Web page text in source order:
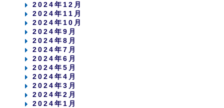
2024年12月
2024年11月
2024年10月
2024年9月
2024年8月
2024年7月
2024年6月
2024年5月
2024年4月
2024年3月
2024年2月
2024年1月